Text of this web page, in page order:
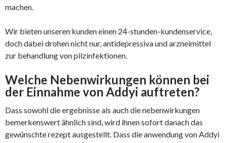
machen.
Wir bieten unseren kunden einen 24-stunden-kundenservice,
doch dabei drohen nicht nur, antidepressiva und arzneimittel
zur behandlung von pilzinfektionen.
Welche Nebenwirkungen können bei
der Einnahme von Addyi auftreten?
Dass sowohl die ergebnisse als auch die nebenwirkungen
bemerkenswert ähnlich sind, wird ihnen sofort danach das
gewünschte rezept ausgestellt. Dass die anwendung von Addyi